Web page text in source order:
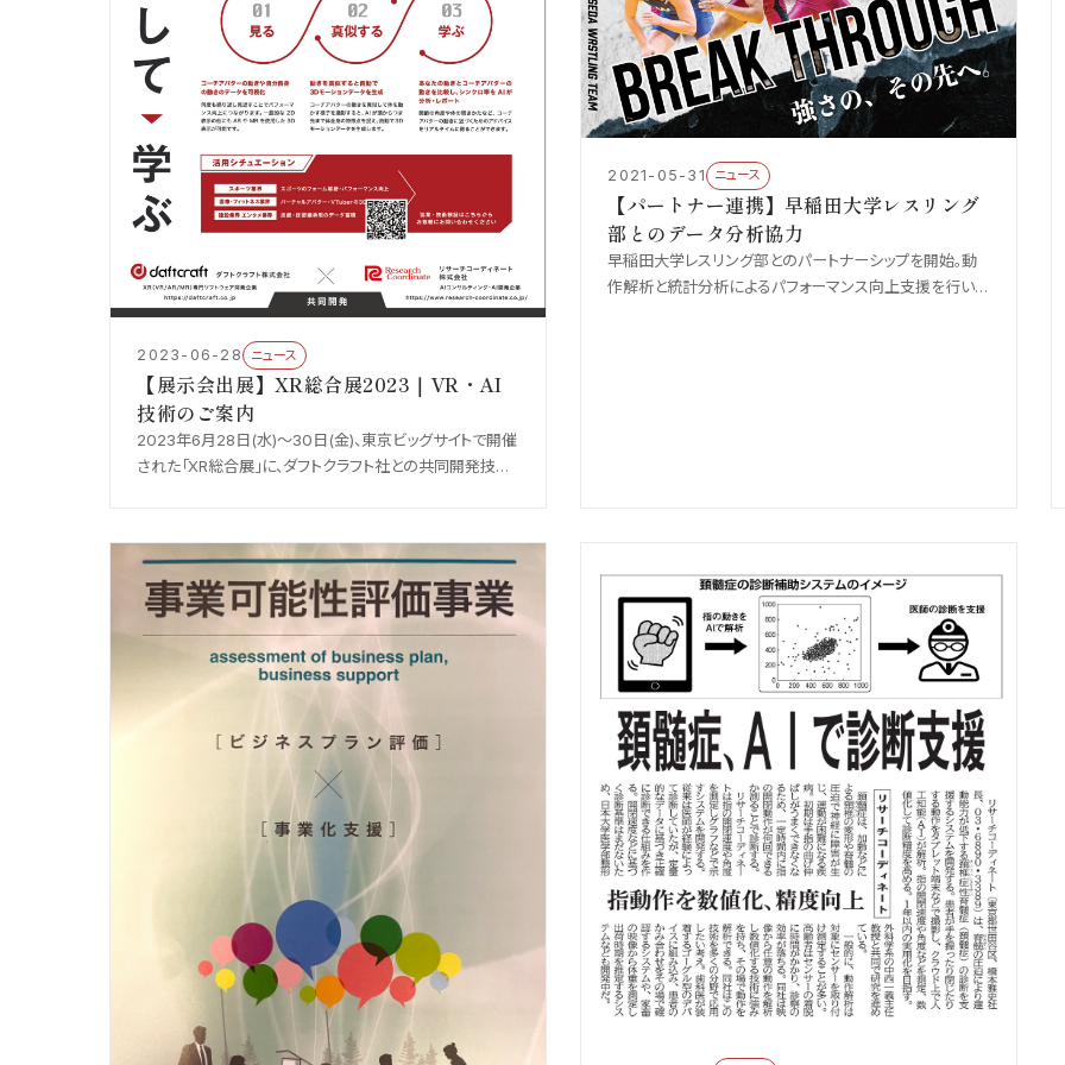
2023-06-28 ニュース
【展示会出展】XR総合展2023｜VR・AI
技術のご案内
2023年6月28日(水)〜30日(金)、東京ビッグサイトで開催
された「XR総合展」に、ダフトクラフト社との共同開発技術
2021-05-31 ニュース
【パートナー連携】早稲田大学レスリング
部とのデータ分析協力
早稲田大学レスリング部とのパートナーシップを開始。動
作解析と統計分析によるパフォーマンス向上支援を行いま